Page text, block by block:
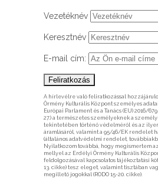
Vezetéknév
Keresztnév
E-mail cím:
A hírlevélre való feliratkozással
Örmény Kulturális Központ személyes
Európai Parlament és a Tanács (EU) 2016/
27.) a természetes személyeknek a
tekintetében történő védelméről és az
áramlásáról, valamint a 95/46/EK rendelet
(általános adatvédelmi rendelet,
Nyilatkozom továbbá, hogy megismertem
mellyel az Erdélyi Örmény Kulturális
feldolgozásával kapcsolatos tájékoztatási
13. cikke) tesz eleget, valamint tisztában
megillető jogokkal (RODO 15-20. cikke).